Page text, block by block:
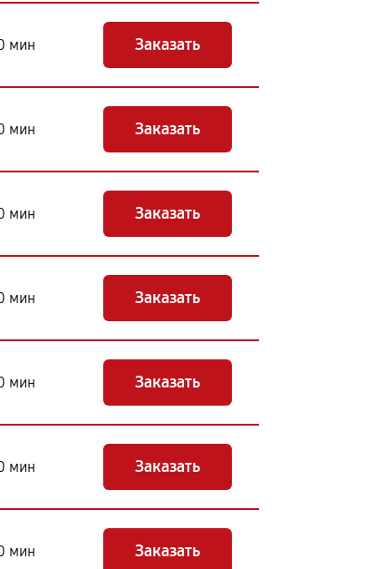
мин Заказать
мин Заказать
мин Заказать
мин Заказать
мин Заказать
мин Заказать
мин Заказать